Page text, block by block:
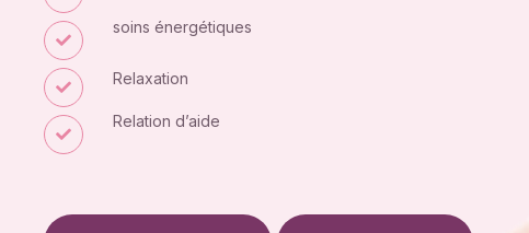
soins énergétiques
Relaxation
Relation d’aide